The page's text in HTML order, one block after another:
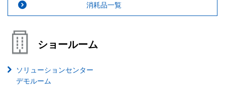
消耗品一覧
ショールーム
ソリューションセンター
デモルーム